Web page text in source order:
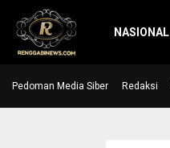
NASIONAL
Pedoman Media Siber Redaksi